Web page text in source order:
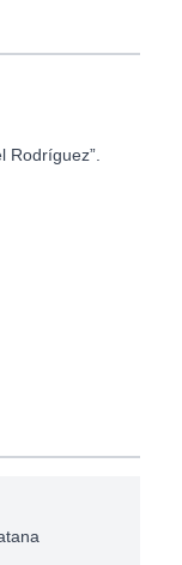
Rodríguez”.